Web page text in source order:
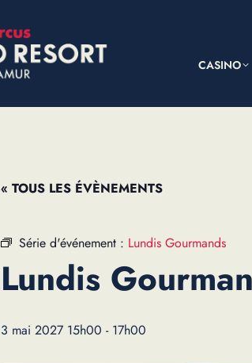
CASINO
« TOUS LES ÉVÈNEMENTS
Série d'événement : Lundis Gourmands
Lundis
3 mai 2027 15h00 - 17h00